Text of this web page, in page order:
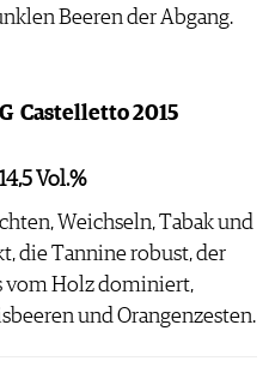
Beeren der Abgang.
Castelletto 2015
Vol.%
Weichseln, Tabak und
die Tannine robust, der
vom Holz dominiert,
und Orangenzesten.